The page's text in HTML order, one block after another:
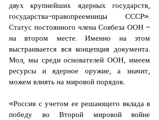
двух крупнейших ядерных государств,
государства-правопреемницы СССР».
Статус постоянного члена Совбеза ООН –
на втором месте. Именно на этом
выстраивается вся концепция документа.
Мол, мы среди основателей ООН, имеем
ресурсы и ядерное оружие, а значит,
можем влиять на мировой порядок.
«Россия с учетом ее решающего вклада в
победу во Второй мировой войне